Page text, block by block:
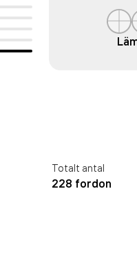
Totalt antal
228 fordon